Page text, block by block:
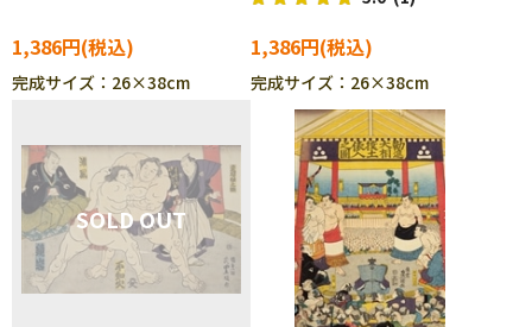
1,386円
完成サイズ：26×38cm
300-128
1,386円
完成サイズ：26×38cm